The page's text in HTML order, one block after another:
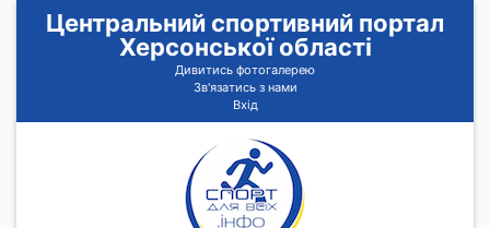
Центральний спортивний портал
Херсонської області
Дивитись фотогалерею
Зв'язатись з нами
Вхід